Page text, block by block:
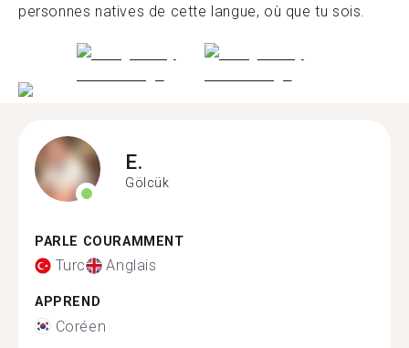
personnes natives de cette langue, où que tu sois.
E.
Gölcük
PARLE COURAMMENT
Turc Anglais
APPREND
Coréen